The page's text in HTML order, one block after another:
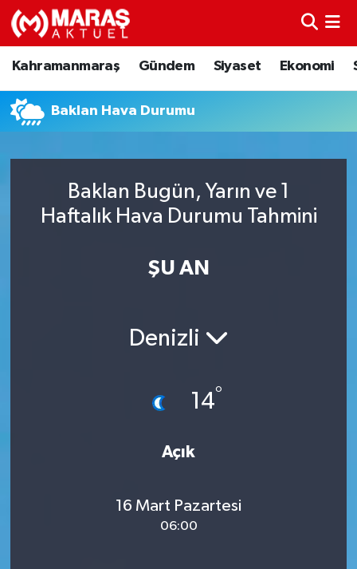
Kahramanmaraş Gündem Siyaset Ekonomi
Baklan Hava Durumu
Baklan Bugün, Yarın ve 1
Haftalık Hava Durumu Tahmini
ŞU AN
Denizli
14°
Açık
16 Mart Pazartesi
06:00
Kahramanmaraş
Ekonomi
Spor
Nöbetçi Eczaneler
Trafik Durumu
TFF 3.Lig 4.Grup Puan Durumu ve Fikstür